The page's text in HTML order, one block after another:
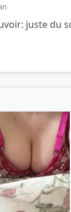
juste du